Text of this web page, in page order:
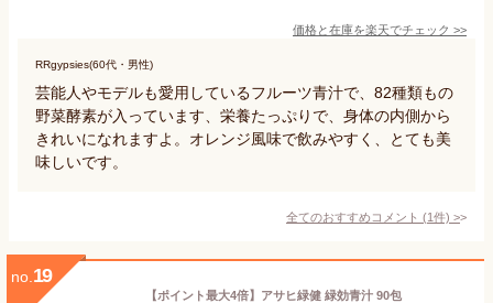
価格と在庫を楽天でチェック >>
RRgypsies(60代・男性)
芸能人やモデルも愛用しているフルーツ青汁で、82種類もの
野菜酵素が入っています、栄養たっぷりで、身体の内側から
きれいになれますよ。オレンジ風味で飲みやすく、とても美
味しいです。
全てのおすすめコメント (1件) >
no. 19
【ポイント最大4倍】アサヒ緑健 緑効青汁 90包